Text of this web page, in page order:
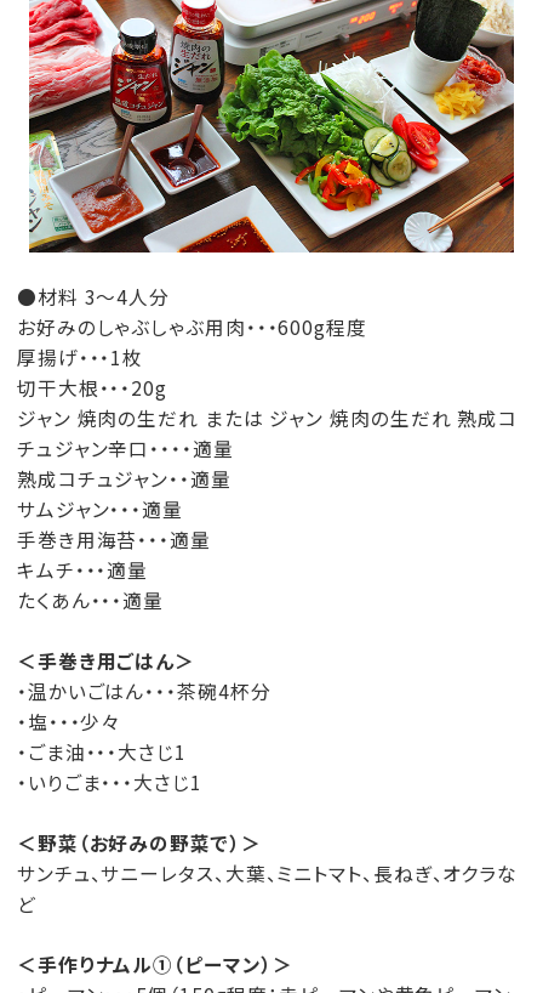
●材料 3～4人分
お好みのしゃぶしゃぶ用肉・・・600g程度
厚揚げ・・・1枚
切干大根・・・20g
ジャン 焼肉の生だれ または ジャン 焼肉の生だれ 熟成コ
チュジャン辛口・・・・適量
熟成コチュジャン・・適量
サムジャン・・・適量
手巻き用海苔・・・適量
キムチ・・・適量
たくあん・・・適量
＜手巻き用ごはん＞
・温かいごはん・・・茶碗4杯分
・塩・・・少々
・ごま油・・・大さじ1
・いりごま・・・大さじ1
＜野菜（お好みの野菜で）＞
サンチュ、サニーレタス、大葉、ミニトマト、長ねぎ、オクラな
ど
＜手作りナムル①（ピーマン）＞